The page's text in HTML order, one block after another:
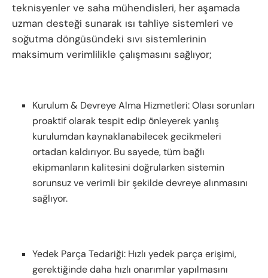
teknisyenler ve saha mühendisleri, her aşamada
uzman desteği sunarak ısı tahliye sistemleri ve
soğutma döngüsündeki sıvı sistemlerinin
maksimum verimlilikle çalışmasını sağlıyor;
Kurulum & Devreye Alma Hizmetleri: Olası sorunları
proaktif olarak tespit edip önleyerek yanlış
kurulumdan kaynaklanabilecek gecikmeleri
ortadan kaldırıyor. Bu sayede, tüm bağlı
ekipmanların kalitesini doğrularken sistemin
sorunsuz ve verimli bir şekilde devreye alınmasını
sağlıyor.
Yedek Parça Tedariği: Hızlı yedek parça erişimi,
gerektiğinde daha hızlı onarımlar yapılmasını